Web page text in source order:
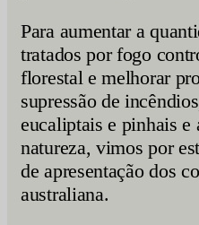
Para aumentar a
tratados por fogo
florestal e melhorar
supressão de
eucaliptais e pinhais e
natureza, vimos por
de apresentação dos
australiana.